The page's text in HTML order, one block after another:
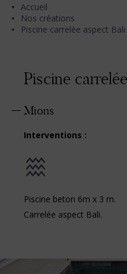
Accueil
Nos créations
Piscine carrelée aspect Bali
Piscine
Mions
Interventions :
Piscine beton 6m x 3 m.
Carrelée aspect Bali.